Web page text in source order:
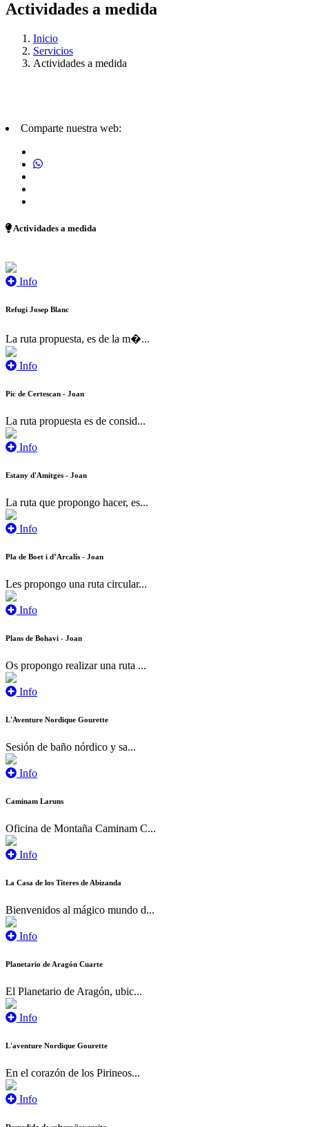
Actividades a medida
Inicio
Servicios
Actividades a medida
Comparte nuestra web:
Actividades a medida
Info
Refugi Josep Blanc
La ruta propuesta, es de la m�...
Info
Pic de Certescan - Joan
La ruta propuesta es de consid...
Info
Estany d'Amitges - Joan
La ruta que propongo hacer, es...
Info
Pla de Boet i d’Arcalís - Joan
Les propongo una ruta circular...
Info
Plans de Bohavi - Joan
Os propongo realizar una ruta ...
Info
L'Aventure Nordique Gourette
Sesión de baño nórdico y sa...
Info
Caminam Laruns
Oficina de Montaña Caminam C...
Info
La Casa de los Títeres de Abizanda
Bienvenidos al mágico mundo d...
Info
Planetario de Aragón Cuarte
El Planetario de Aragón, ubic...
Info
L'aventure Nordique Gourette
En el corazón de los Pirineos...
Info